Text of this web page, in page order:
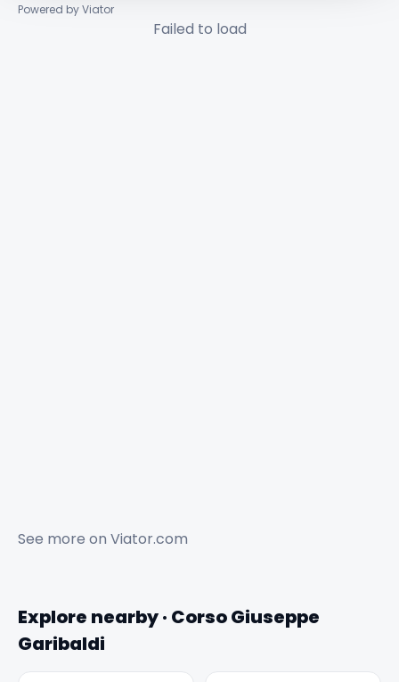
Powered by Viator
Failed to load
See more on Viator.com
Explore nearby · Corso Giuseppe
Garibaldi